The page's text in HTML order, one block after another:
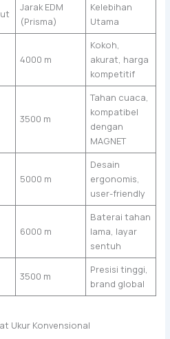
Jarak EDM
(Prisma)
Kelebihan
Utama
4000 m
Kokoh,
akurat, harga
kompetitif
3500 m
Tahan cuaca,
kompatibel
dengan
MAGNET
5000 m
Desain
ergonomis,
user-friendly
6000 m
Baterai tahan
lama, layar
sentuh
3500 m
Presisi tinggi,
brand global
Ukur Konvensional